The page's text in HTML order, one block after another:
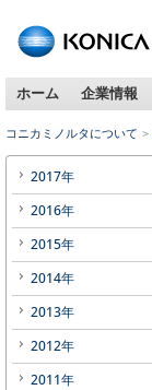
ホーム 企業情報
コニカミノルタについて
2017年
2016年
2015年
2014年
2013年
2012年
2011年